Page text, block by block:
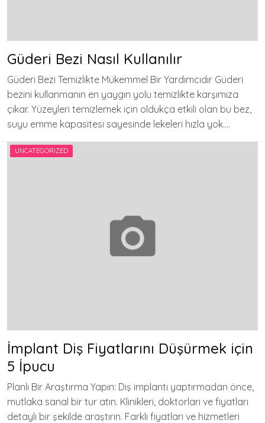
Güderi Bezi Nasıl Kullanılır
Güderi Bezi Temizlikte Mükemmel Bir Yardımcıdır Güderi
bezini kullanmanın en yaygın yolu temizlikte karşımıza
çıkar. Yüzeyleri temizlemek için oldukça etkili olan bu bez,
suyu emme kapasitesi sayesinde lekeleri hızla yok….
UNCATEGORIZED
İmplant Diş Fiyatlarını Düşürmek için
5 İpucu
Planlı Bir Araştırma Yapın: Diş implantı yaptırmadan önce,
mutlaka sanal bir tur atın. Klinikleri, doktorları ve fiyatları
detaylı bir şekilde araştırın. Farklı fiyatları ve hizmetleri